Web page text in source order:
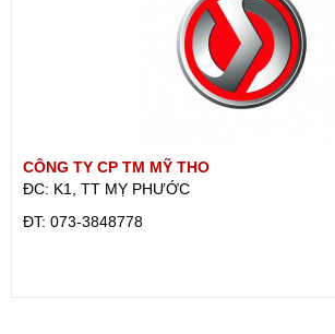
CÔNG TY CP TM MỸ THO
ĐC: K1, TT MỴ PHƯỚC
ÐT: 073-3848778